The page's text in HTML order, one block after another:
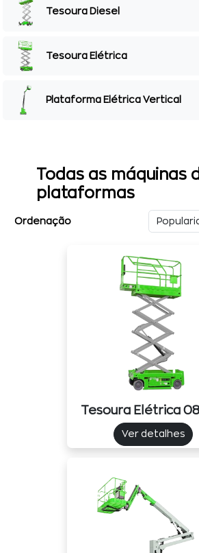
Tesoura Diesel
Tesoura Elétrica
Plataforma Elétrica Vertical
Todas as máquinas
plataformas
Ordenação
Tesoura Elétrica
Ver detalhes